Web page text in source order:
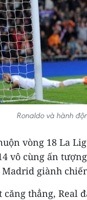
Ronaldo và hành
vòng 18 La
vô cùng ấn
Madrid giành
căng thẳng, Real